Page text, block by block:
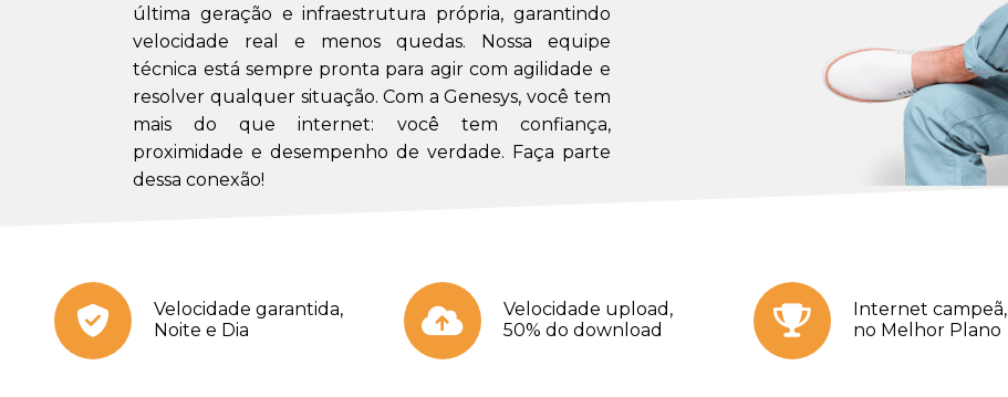
última geração e infraestrutura própria, garantindo
velocidade real e menos quedas. Nossa equipe
técnica está sempre pronta para agir com agilidade e
resolver qualquer situação. Com a Genesys, você tem
mais do que internet: você tem confiança,
proximidade e desempenho de verdade. Faça parte
dessa conexão!
Velocidade garantida,
Noite e Dia
Velocidade upload,
50% do download
Internet campeã,
no Melhor Plano